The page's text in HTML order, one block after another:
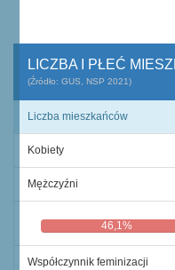
LICZBA I PŁEĆ
(Źródło: GUS, NSP 2021)
Liczba mieszkańców
Kobiety
Mężczyźni
46,1%
Współczynnik feminizacji